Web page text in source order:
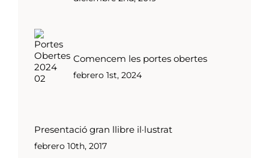
Comencem les portes obertes
febrero 1st, 2024
Presentació gran llibre il·lustrat
febrero 10th, 2017